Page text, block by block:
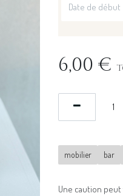
6,00 €
mobilier bar
Une caution